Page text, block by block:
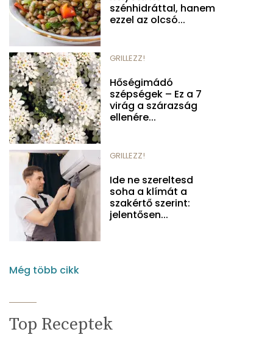
szénhidráttal, hanem
ezzel az olcsó...
GRILLEZZ!
Hőségimádó
szépségek – Ez a 7
virág a szárazság
ellenére...
GRILLEZZ!
Ide ne szereltesd
soha a klímát a
szakértő szerint:
jelentősen...
Még több cikk
Top Receptek